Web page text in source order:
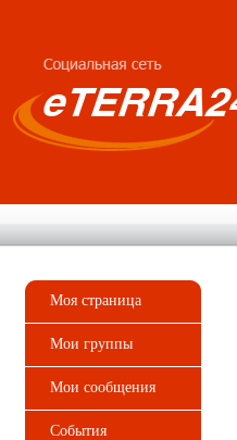
Моя страница
Мои группы
Мои сообщения
События